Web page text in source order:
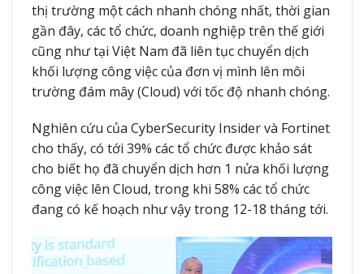
thị trường một cách nhanh chóng nhất, thời gian
gần đây, các tổ chức, doanh nghiệp trên thế giới
cũng như tại Việt Nam đã liên tục chuyển dịch
khối lượng công việc của đơn vị mình lên môi
trường đám mây (Cloud) với tốc độ nhanh chóng.
Nghiên cứu của CyberSecurity Insider và Fortinet
cho thấy, có tới 39% các tổ chức được khảo sát
cho biết họ đã chuyển dịch hơn 1 nửa khối lượng
công việc lên Cloud, trong khi 58% các tổ chức
đang có kế hoạch như vậy trong 12-18 tháng tới.